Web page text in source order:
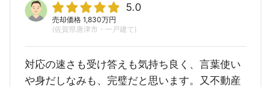
5.0
売却価格 1,830万円
(佐賀県唐津市・一戸建て)
対応の速さも受け答えも気持ち良く、言葉使い
や身だしなみも、完璧だと思います。又不動産